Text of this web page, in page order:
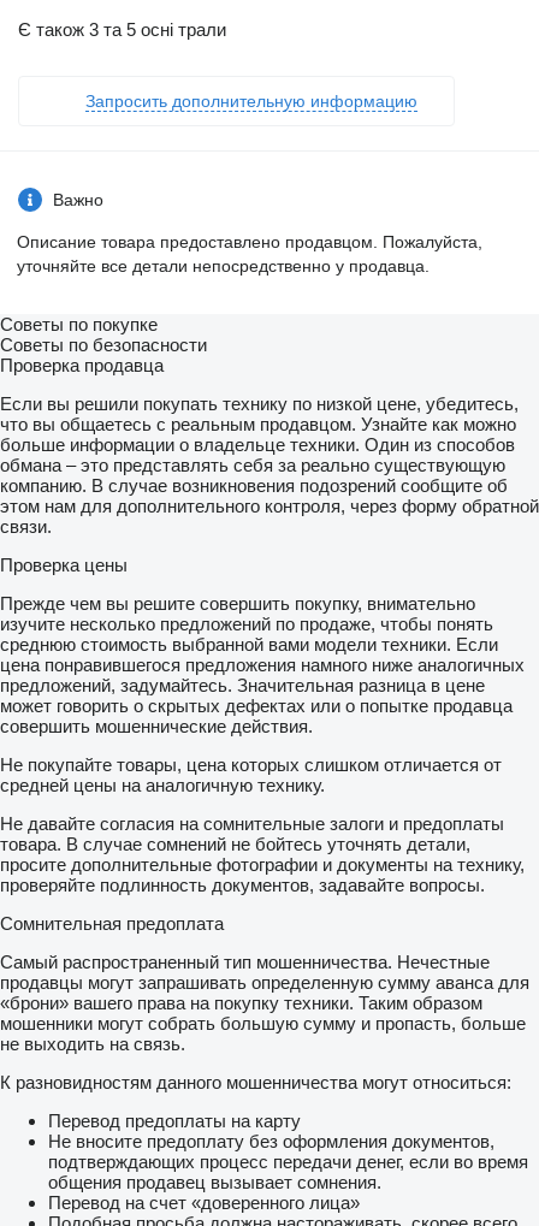
Є також 3 та 5 осні трали
Запросить дополнительную информацию
Важно
Описание товара предоставлено продавцом. Пожалуйста,
уточняйте все детали непосредственно у продавца.
Советы по покупке
Советы по безопасности
Проверка продавца
Если вы решили покупать технику по низкой цене, убедитесь,
что вы общаетесь с реальным продавцом. Узнайте как можно
больше информации о владельце техники. Один из способов
обмана – это представлять себя за реально существующую
компанию. В случае возникновения подозрений сообщите об
этом нам для дополнительного контроля, через форму обратной
связи.
Проверка цены
Прежде чем вы решите совершить покупку, внимательно
изучите несколько предложений по продаже, чтобы понять
среднюю стоимость выбранной вами модели техники. Если
цена понравившегося предложения намного ниже аналогичных
предложений, задумайтесь. Значительная разница в цене
может говорить о скрытых дефектах или о попытке продавца
совершить мошеннические действия.
Не покупайте товары, цена которых слишком отличается от
средней цены на аналогичную технику.
Не давайте согласия на сомнительные залоги и предоплаты
товара. В случае сомнений не бойтесь уточнять детали,
просите дополнительные фотографии и документы на технику,
проверяйте подлинность документов, задавайте вопросы.
Сомнительная предоплата
Самый распространенный тип мошенничества. Нечестные
продавцы могут запрашивать определенную сумму аванса для
«брони» вашего права на покупку техники. Таким образом
мошенники могут собрать большую сумму и пропасть, больше
не выходить на связь.
К разновидностям данного мошенничества могут относиться:
Перевод предоплаты на карту
Не вносите предоплату без оформления документов,
подтверждающих процесс передачи денег, если во время
общения продавец вызывает сомнения.
Перевод на счет «доверенного лица»